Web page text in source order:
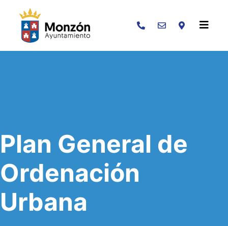
Buscar
Plan General de
Ordenación
Urbana